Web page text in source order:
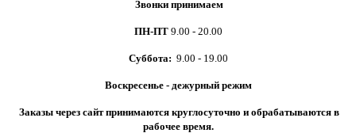
Звонки принимаем
ПН-ПТ 9.00 - 20.00
Суббота: 9.00 - 19.00
Воскресенье - дежурный режим
Заказы через сайт принимаются круглосуточно и обрабатываются в
рабочее время.